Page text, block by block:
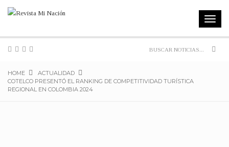
Toggle
HOME
ACTUALIDAD
COTELCO PRESENTÓ EL RANKING DE COMPETITIVIDAD TURÍSTICA
REGIONAL EN COLOMBIA 2024